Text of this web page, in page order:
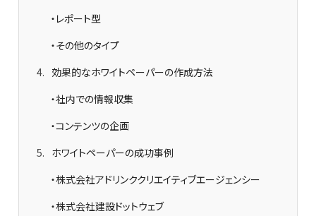
・レポート型
・その他のタイプ
4
効果的なホワイトペーパーの作成方法
・社内での情報収集
・コンテンツの企画
5
ホワイトペーパーの成功事例
・株式会社アドリンククリエイティブエージェンシー
・株式会社建設ドットウェブ